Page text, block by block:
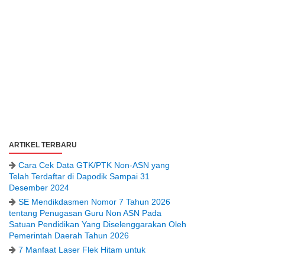
ARTIKEL TERBARU
Cara Cek Data GTK/PTK Non-ASN yang
Telah Terdaftar di Dapodik Sampai 31
Desember 2024
SE Mendikdasmen Nomor 7 Tahun 2026
tentang Penugasan Guru Non ASN Pada
Satuan Pendidikan Yang Diselenggarakan Oleh
Pemerintah Daerah Tahun 2026
7 Manfaat Laser Flek Hitam untuk